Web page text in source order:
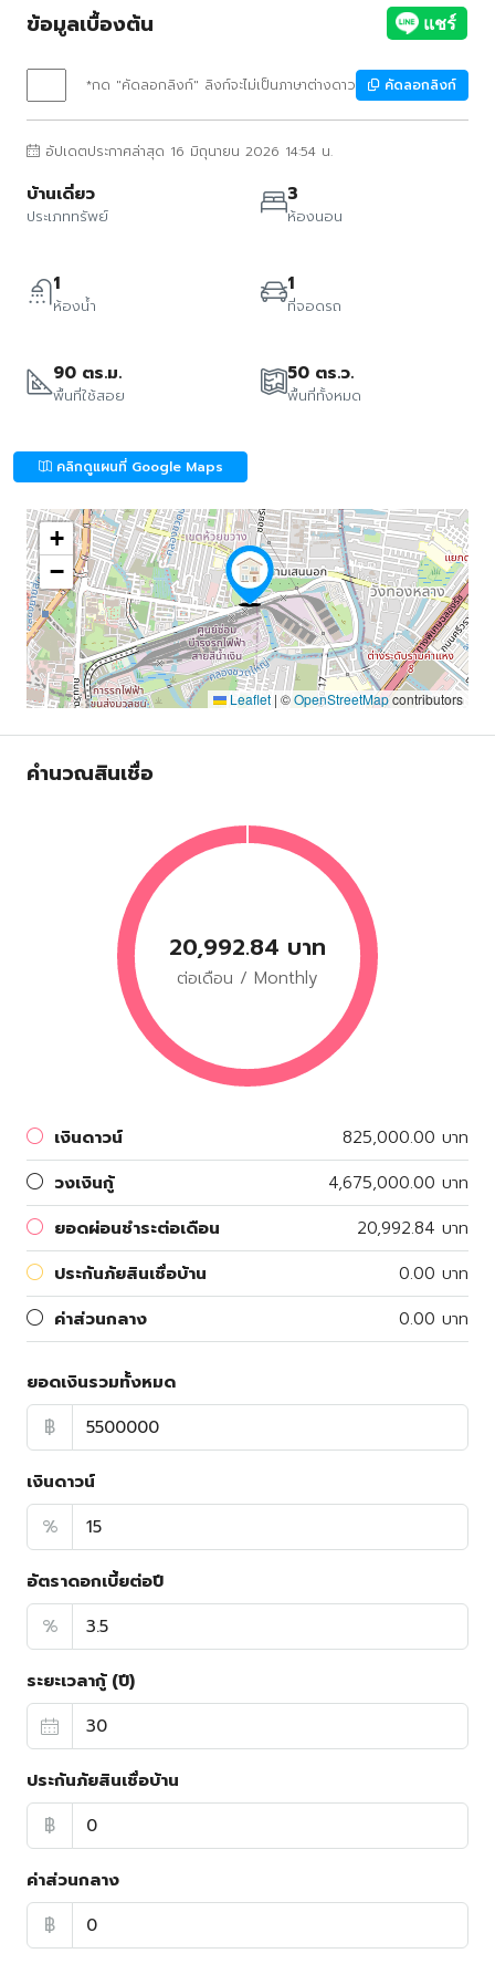
ข้อมูลเบื้องต้น
*กด "คัดลอกลิงก์" ลิงก์จะไม่เป็นภาษาต่างดาว คัดลอกลิงก์
อัปเดตประกาศล่าสุด 16 มิถุนายน 2026 14:54 น.
บ้านเดี่ยว
ประเภททรัพย์
3
ห้องนอน
1
ห้องน้ำ
1
ที่จอดรถ
90 ตร.ม.
พื้นที่ใช้สอย
50 ตร.ว.
พื้นที่ทั้งหมด
คลิกดูแผนที่ Google Maps
+
−
Leaflet | ©OpenStreetMapcontributors
คำนวณสินเชื่อ
20,992.84 บาท
ต่อเดือน / Monthly
เงินดาวน์
825,000.00 บาท
วงเงินกู้
4,675,000.00 บาท
ยอดผ่อนชำระต่อเดือน
20,992.84 บาท
ประกันภัยสินเชื่อบ้าน
0.00 บาท
ค่าส่วนกลาง
0.00 บาท
ยอดเงินรวมทั้งหมด
฿
เงินดาวน์
%
อัตราดอกเบี้ยต่อปี
%
ระยะเวลากู้ (ปี)
ประกันภัยสินเชื่อบ้าน
฿
ค่าส่วนกลาง
฿